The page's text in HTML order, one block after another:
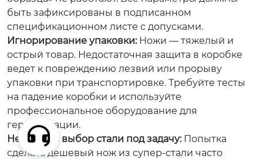
быть зафиксированы в подписанном
спецификационном листе с допусками.
Игнорирование упаковки:Ножи — тяжелый и
острый товар. Недостаточная защита в коробке
ведет к повреждению лезвий или прорыву
упаковки при транспортировке. Требуйте тесты
на падение коробки и используйте
профессиональное оборудование для
герметизации.
Неверный выбор стали под задачу:Попытка
сделать дешевый нож из супер-стали часто